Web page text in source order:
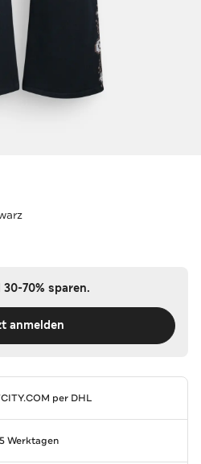
70% sparen.
anmelden
per DHL
Werktagen